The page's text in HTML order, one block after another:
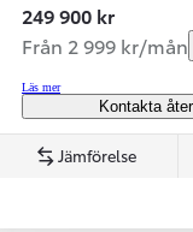
249 900 kr
Från 2 999 kr/mån
Läs mer
Kontakta
Jämförelse